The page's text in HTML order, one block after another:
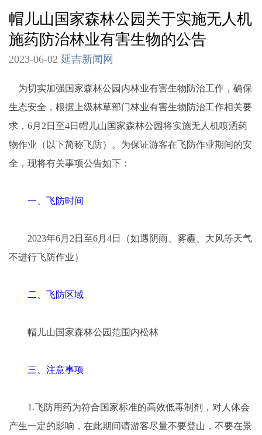
帽儿山国家森林公园关于实施无人机
施药防治林业有害生物的公告
2023-06-02 延吉新闻网
为切实加强国家森林公园内林业有害生物防治工作，确保
生态安全，根据上级林草部门林业有害生物防治工作相关要
求，6月2日至4日帽儿山国家森林公园将实施无人机喷洒药
物作业（以下简称飞防）。为保证游客在飞防作业期间的安
全，现将有关事项公告如下：
一、飞防时间
2023年6月2日至6月4日（如遇阴雨、雾霾、大风等天气
不进行飞防作业）
二、飞防区域
帽儿山国家森林公园范围内松林
三、注意事项
1.飞防用药为符合国家标准的高效低毒制剂，对人体会
产生一定的影响，在此期间请游客尽量不要登山，不要在景